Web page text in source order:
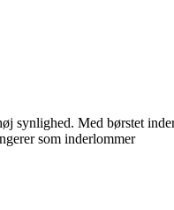
synlighed. Med børstet
som inderlommer